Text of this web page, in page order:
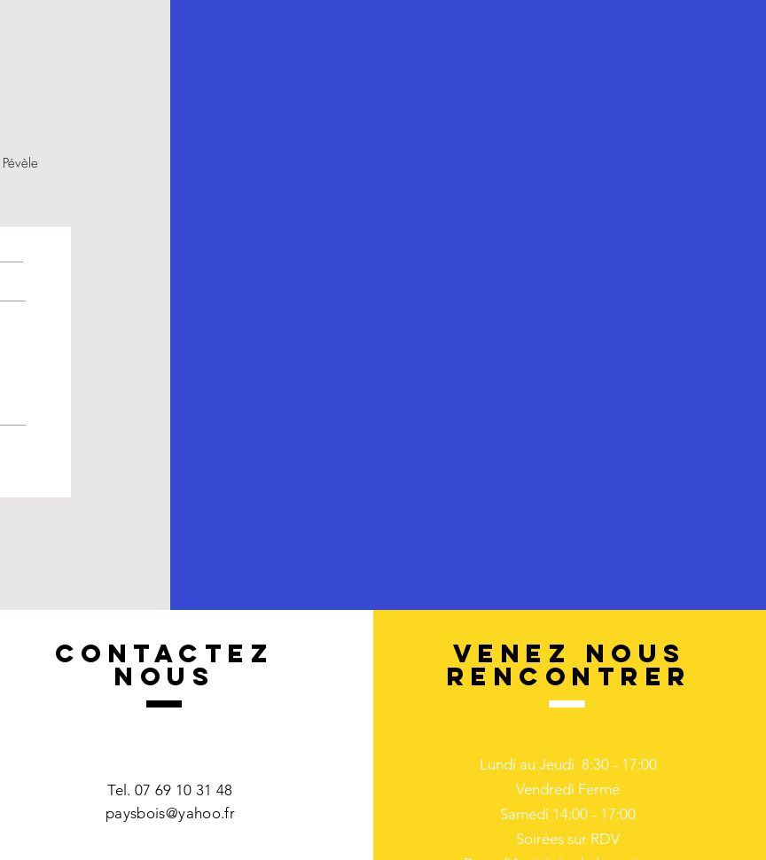
CONTACTEZ
NOUS
Tel. 07 69 10 31 48
paysbois@yahoo.fr
VENEZ NOUS
RENCONTRER
Lundi au Jeudi 8:30 - 17:00
Vendredi Fermé
Samedi 14:00 - 17:00
Soirées sur RDV​